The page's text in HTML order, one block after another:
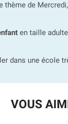
de
en taille
dans une école
VOUS